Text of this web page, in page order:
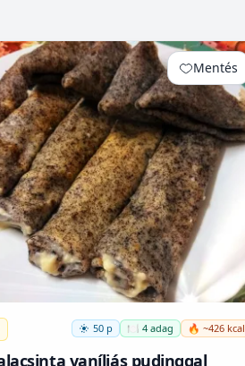
Mentés
50 p 🍽️ 4 adag 🔥 ~426 kcal
vaníliás pudinggal